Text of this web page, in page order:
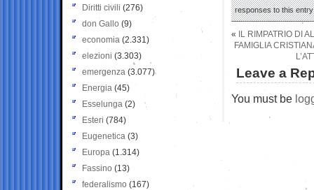
responses to this
«
IL RIMPATRIO DI
FAMIGLIA
Leave a
You must be
Diritti civili (276)
don Gallo (9)
economia (2.331)
elezioni (3.303)
emergenza (3.077)
Energia (45)
Esselunga (2)
Esteri (784)
Eugenetica (3)
Europa (1.314)
Fassino (13)
federalismo (167)